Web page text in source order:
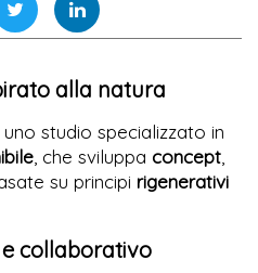
alla natura
uno studio specializzato in
, che sviluppa concept
su principi rigenerativi
collaborativo